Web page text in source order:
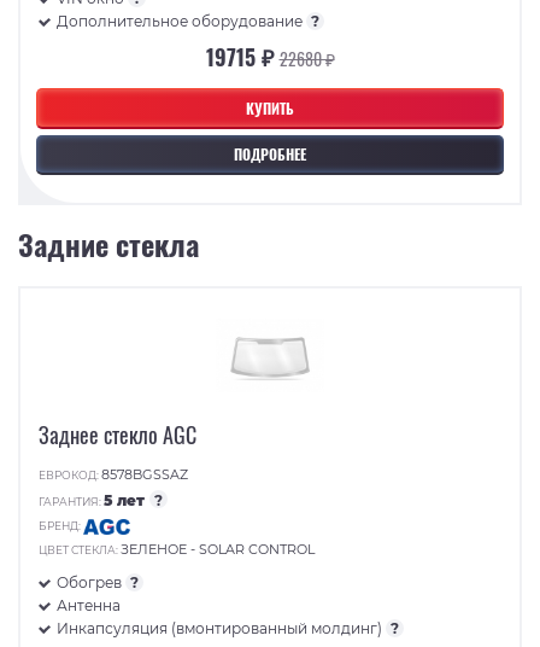
КУПИТЬ
ПОДРОБНЕЕ
Дополнительное оборудование ?
19715 ₽22680 ₽
Задние стекла
Заднее стекло AGC
ЕВРОКОД:8578BGSSAZ
ГАРАНТИЯ:5 лет ?
БРЕНД:
ЦВЕТ СТЕКЛА:ЗЕЛЕНОЕ - SOLAR CONTROL
Обогрев ?
Антенна
Инкапсуляция (вмонтированный молдинг) ?